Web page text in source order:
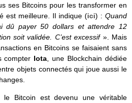
ses Bitcoins pour les transformer en
est meilleure. Il indique (ici) : Quand
dû payer 50 dollars et attendre 12
soit validée. C’est excessif». Mais
en Bitcoins se faisaient sans
compter Iota , une Blockchain dédiée
objets connectés qui joue aussi le
Bitcoin est devenu une véritable